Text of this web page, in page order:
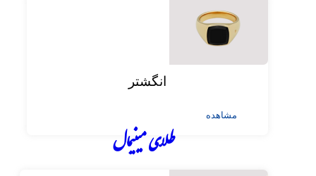
انگشتر
مشاهده
طلای مینیمال